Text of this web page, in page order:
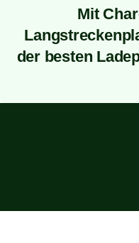
Mit
der besten